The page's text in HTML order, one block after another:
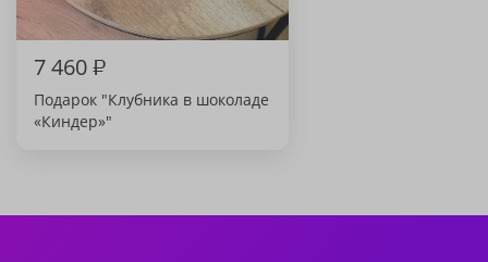
7 460₽
Подарок "Клубника в шоколаде
«Киндер»"